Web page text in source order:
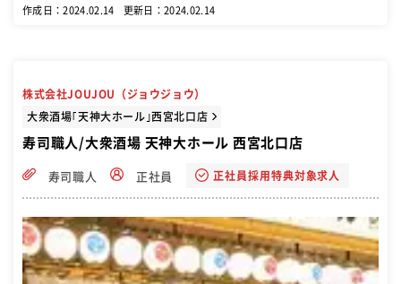
作成日：2024.02.14 更新日：2024.02.14
株式会社JOUJOU（ジョウジョウ）
大衆酒場｢天神大ホール｣西宮北口店
寿司職人/大衆酒場 天神大ホール 西宮北口店
寿司職人 正社員 正社員採用特典対象求人